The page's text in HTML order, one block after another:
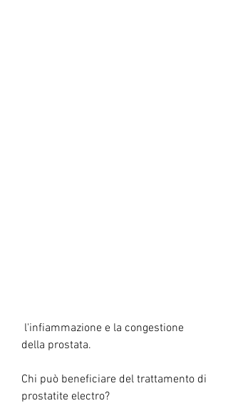
della prostata.
Chi può beneficiare del trattamento di
prostatite electro?